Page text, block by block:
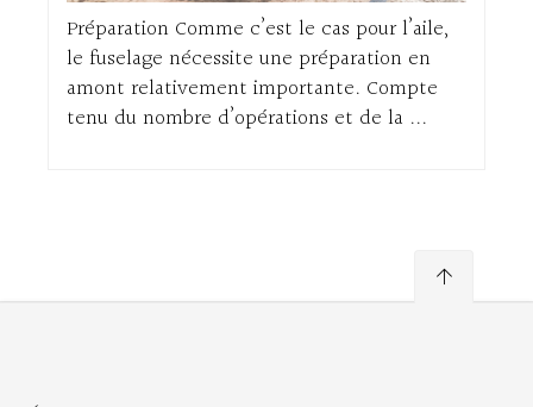
Préparation Comme c’est le cas pour l’aile,
le fuselage nécessite une préparation en
amont relativement importante. Compte
tenu du nombre d’opérations et de la ...